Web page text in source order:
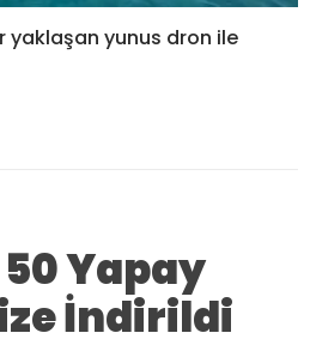
yaklaşan yunus dron ile
Yapay
İndirildi